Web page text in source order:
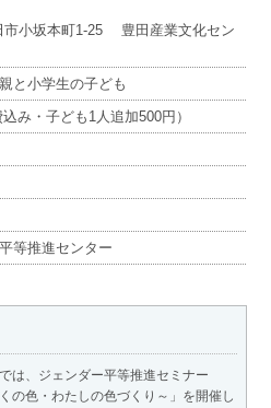
小坂本町1-25 豊田産業文化セン
と小学生の子ども
み・子ども1人追加500円）
等推進センター
は、ジェンダー平等推進セミナー
の色・わたしの色づくり～」を開催し